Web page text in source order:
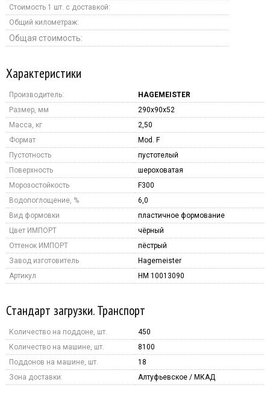
Стоимость 1 шт. с доставкой:
Общий километраж:
Общая стоимость:
Характеристики
Производитель:
HAGEMEISTER
Размер, мм
290x90x52
Масса, кг
2,50
Формат
Mod. F
Пустотность
пустотелый
Поверхность
шероховатая
Морозостойкость
F300
Водопоглощение, %
6,0
Вид формовки
пластичное формование
Цвет ИМПОРТ
чёрный
Оттенок ИМПОРТ
пёстрый
Завод изготовитель
Hagemeister
Артикул
HM 10013090
Стандарт загрузки. Транспорт
Количество на поддоне, шт.
450
Количество на машине, шт.
8100
Поддонов на машине, шт.
18
Зона доставки:
Алтуфьевское / МКАД